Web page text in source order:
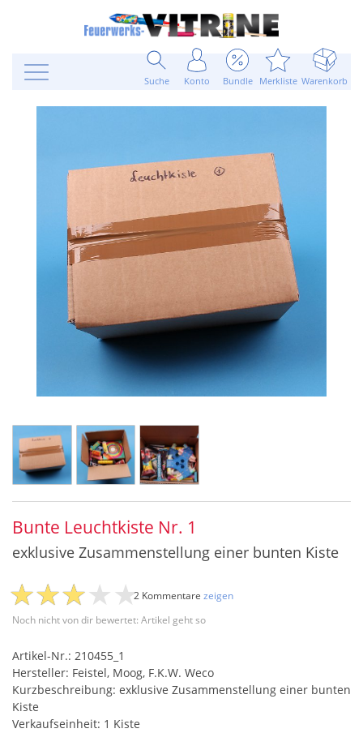
Suche Konto Bundle Merkliste Warenkorb
Bunte Leuchtkiste Nr. 1
exklusive Zusammenstellung einer bunten Kiste
Noch nicht von dir bewertet: Artikel geht so
2 Kommentare zeigen
Artikel-Nr.: 210455_1
Hersteller: Feistel, Moog, F.K.W. Weco
Kurzbeschreibung: exklusive Zusammenstellung einer bunten
Kiste
Verkaufseinheit: 1 Kiste